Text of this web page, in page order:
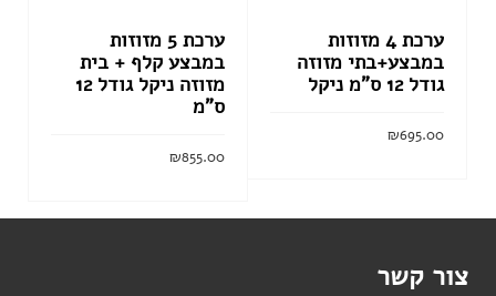
ערכת 5 מזוזות
במבצע קלף + בית
מזוזה ניקל גודל 12
ס”מ
₪855.00
ערכת 4 מזוזות
במבצע+בתי מזוזה
גודל 12 ס”מ ניקל
₪695.00
צור קשר